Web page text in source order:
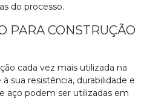
do processo.
PARA CONSTRUÇÃO
cada vez mais utilizada na
sua resistência, durabilidade e
aço podem ser utilizadas em